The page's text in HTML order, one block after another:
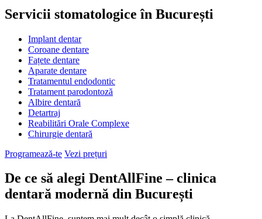
Servicii stomatologice în București
Implant dentar
Coroane dentare
Fațete dentare
Aparate dentare
Tratamentul endodontic
Tratament parodontoză
Albire dentară
Detartraj
Reabilitări Orale Complexe
Chirurgie dentară
Programează-te Vezi prețuri
De ce să alegi DentAllFine – clinica
dentară modernă din București